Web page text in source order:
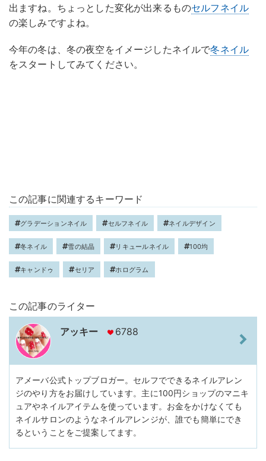
出ますね。ちょっとした変化が出来るものセルフネイル
の楽しみですよね。
今年の冬は、冬の夜空をイメージしたネイルで冬ネイル
をスタートしてみてください。
この記事に関連するキーワード
グラデーションネイル セルフネイル ネイルデザイン
冬ネイル 雪の結晶 リキュールネイル 100均
キャンドゥ セリア ホログラム
この記事のライター
アッキー 6788
アメーバ公式トップブロガー。セルフでできるネイルアレン
ジのやり方をお届けしています。主に100円ショップのマニキ
ュアやネイルアイテムを使っています。お金をかけなくても
ネイルサロンのようなネイルアレンジが、誰でも簡単にでき
るということをご提案してます。